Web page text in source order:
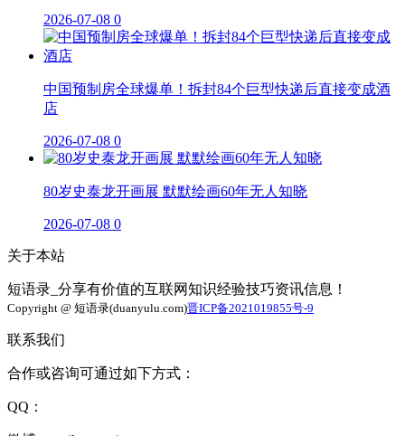
2026-07-08 0
中国预制房全球爆单！拆封84个巨型快递后直接变成酒
店
2026-07-08 0
80岁史泰龙开画展 默默绘画60年无人知晓
2026-07-08 0
关于本站
短语录_分享有价值的互联网知识经验技巧资讯信息！
Copyright @ 短语录(duanyulu.com)晋ICP备2021019855号-9
联系我们
合作或咨询可通过如下方式：
QQ：